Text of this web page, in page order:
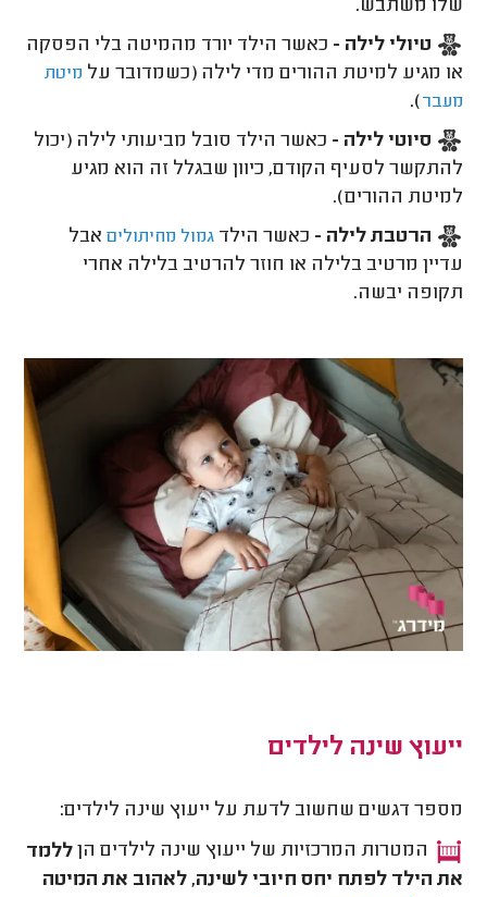
שלו משתבש.
טיולי לילה - כאשר הילד יורד מהמיטה בלי הפסקה
או מגיע למיטת ההורים מדי לילה (כשמדובר על מיטת
מעבר).
סיוטי לילה - כאשר הילד סובל מביעותי לילה (יכול
להתקשר לסעיף הקודם, כיוון שבגלל זה הוא מגיע
למיטת ההורים).
הרטבת לילה - כאשר הילדגמול מחיתולים אבל
עדיין מרטיב בלילה או חוזר להרטיב בלילה אחרי
תקופה יבשה.
ייעוץ שינה לילדים
מספר דגשים שחשוב לדעת על ייעוץ שינה לילדים:
המטרות המרכזיות של ייעוץ שינה לילדים הן ללמד
את הילד לפתח יחס חיובי לשינה, לאהוב את המיטה